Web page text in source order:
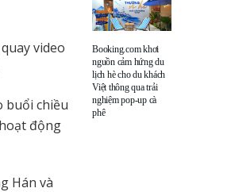
video
buổi chiều
động
Hán và
Booking.com khơi
nguồn cảm hứng du
lịch hè cho du khách
Việt thông qua trải
nghiệm pop-up cà
phê